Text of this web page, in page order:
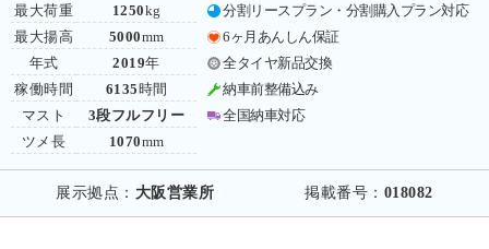
最大荷重
最大揚高
年式
稼働時間
マスト
ツメ長
1250kg
5000mm
2019年
6135 時間
3段フルフリー
1070mm
分割リースプラン・分割購入プラン対応
6ヶ月あんしん保証
全タイヤ新品交換
納車前整備込み
全国納車対応
展示拠点： 大阪営業所 掲載番号： 018082